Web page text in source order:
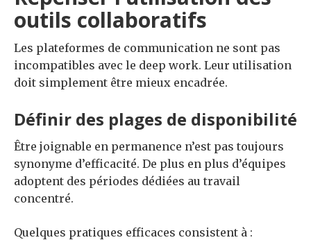
outils collaboratifs
Les plateformes de communication ne sont pas
incompatibles avec le deep work. Leur utilisation
doit simplement être mieux encadrée.
Définir des plages de disponibilité
Être joignable en permanence n’est pas toujours
synonyme d’efficacité. De plus en plus d’équipes
adoptent des périodes dédiées au travail
concentré.
Quelques pratiques efficaces consistent à :